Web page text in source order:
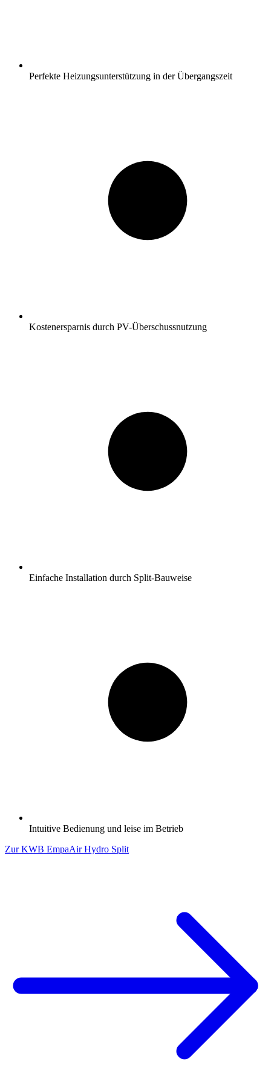
Perfekte Heizungsunterstützung in der Übergangszeit
Kostenersparnis durch PV-Überschussnutzung
Einfache Installation durch Split-Bauweise
Intuitive Bedienung und leise im Betrieb
Zur KWB EmpaAir Hydro Split